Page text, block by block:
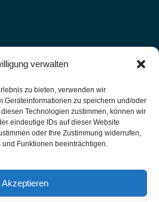
verwalten
zu bieten, verwenden wir
Geräteinformationen zu speichern und/oder
Technologien zustimmen, können wir
eindeutige IDs auf dieser Website
oder Ihre Zustimmung widerrufen,
Funktionen beeinträchtigen.
Akzeptieren
26 42651 Solingen